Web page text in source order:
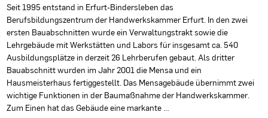
Seit 1995 entstand in Erfurt-Bindersleben das
Berufsbildungszentrum der Handwerkskammer Erfurt. In den zwei
ersten Bauabschnitten wurde ein Verwaltungstrakt sowie die
Lehrgebäude mit Werkstätten und Labors für insgesamt ca. 540
Ausbildungsplätze in derzeit 26 Lehrberufen gebaut. Als dritter
Bauabschnitt wurden im Jahr 2001 die Mensa und ein
Hausmeisterhaus fertiggestellt. Das Mensagebäude übernimmt zwei
wichtige Funktionen in der Baumaßnahme der Handwerkskammer.
Zum Einen hat das Gebäude eine markante …